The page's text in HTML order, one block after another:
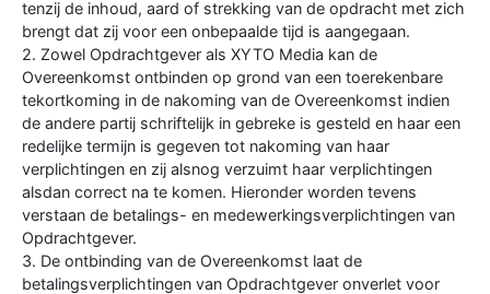
tenzij de inhoud, aard of strekking van de opdracht met zich
brengt dat zij voor een onbepaalde tijd is aangegaan.
2. Zowel Opdrachtgever als XYTO Media kan de
Overeenkomst ontbinden op grond van een toerekenbare
tekortkoming in de nakoming van de Overeenkomst indien
de andere partij schriftelijk in gebreke is gesteld en haar een
redelijke termijn is gegeven tot nakoming van haar
verplichtingen en zij alsnog verzuimt haar verplichtingen
alsdan correct na te komen. Hieronder worden tevens
verstaan de betalings- en medewerkingsverplichtingen van
Opdrachtgever.
3. De ontbinding van de Overeenkomst laat de
betalingsverplichtingen van Opdrachtgever onverlet voor